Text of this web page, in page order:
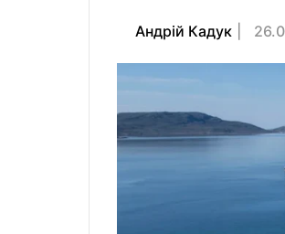
Андрій Кадук